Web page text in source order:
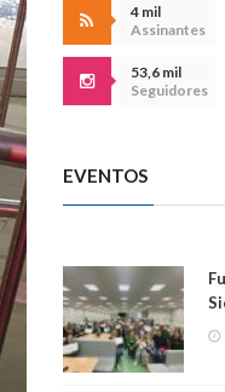
4 mil
Assinantes
53,6 mil
Seguidores
EVENTOS